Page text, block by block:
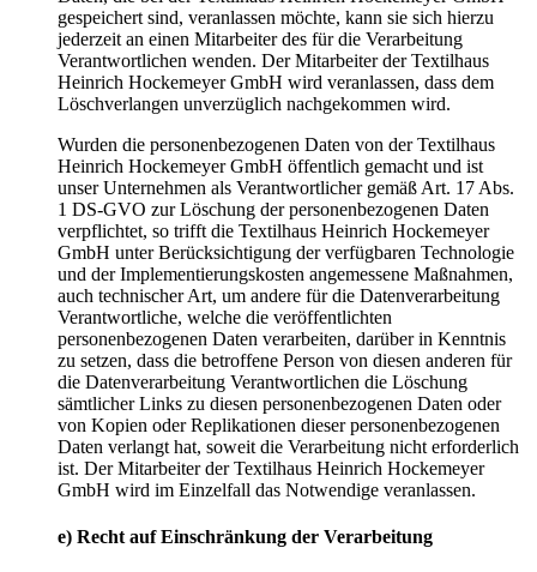
gespeichert sind, veranlassen möchte, kann sie sich hierzu
jederzeit an einen Mitarbeiter des für die Verarbeitung
Verantwortlichen wenden. Der Mitarbeiter der Textilhaus
Heinrich Hockemeyer GmbH wird veranlassen, dass dem
Löschverlangen unverzüglich nachgekommen wird.
Wurden die personenbezogenen Daten von der Textilhaus
Heinrich Hockemeyer GmbH öffentlich gemacht und ist
unser Unternehmen als Verantwortlicher gemäß Art. 17 Abs.
1 DS-GVO zur Löschung der personenbezogenen Daten
verpflichtet, so trifft die Textilhaus Heinrich Hockemeyer
GmbH unter Berücksichtigung der verfügbaren Technologie
und der Implementierungskosten angemessene Maßnahmen,
auch technischer Art, um andere für die Datenverarbeitung
Verantwortliche, welche die veröffentlichten
personenbezogenen Daten verarbeiten, darüber in Kenntnis
zu setzen, dass die betroffene Person von diesen anderen für
die Datenverarbeitung Verantwortlichen die Löschung
sämtlicher Links zu diesen personenbezogenen Daten oder
von Kopien oder Replikationen dieser personenbezogenen
Daten verlangt hat, soweit die Verarbeitung nicht erforderlich
ist. Der Mitarbeiter der Textilhaus Heinrich Hockemeyer
GmbH wird im Einzelfall das Notwendige veranlassen.
e) Recht auf Einschränkung der Verarbeitung